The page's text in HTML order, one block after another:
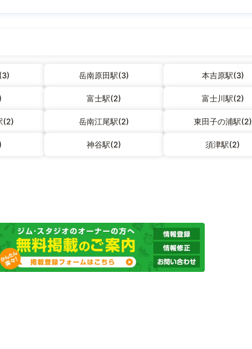
岳南原田駅(3) 本吉原駅(3)
富士駅(2) 富士川駅(2)
(2) 岳南江尾駅(2) 東田子の浦駅(2)
神谷駅(2) 須津駅(2)